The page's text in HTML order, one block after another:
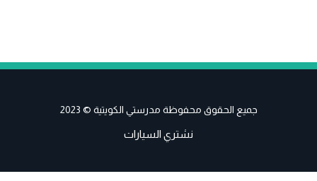
جميع الحقوق محفوظة مدرستي الكويتية © 2023
نشتري السيارات